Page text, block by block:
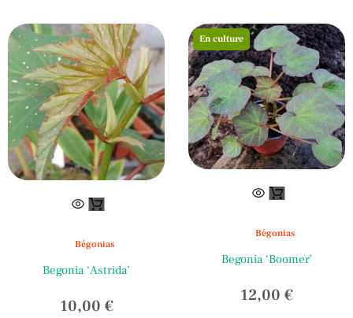
Bégonias
Begonia ‘Astrida’
10,00 €
En culture
Ce
produit
variations.
Les
Bégonias
Begonia ‘Boomer’
12,00 €